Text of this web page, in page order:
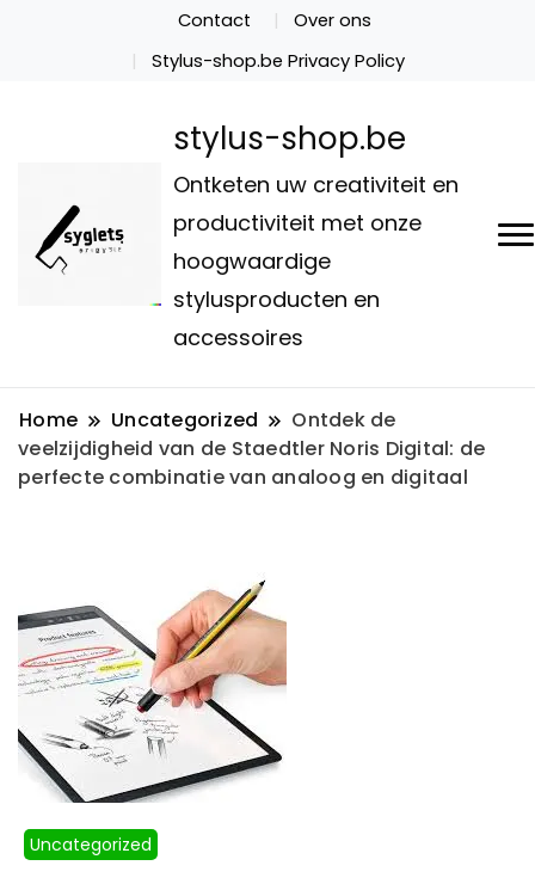
Contact
Over ons
Stylus-shop.be Privacy Policy
stylus-shop.be
Ontketen uw creativiteit en
productiviteit met onze
hoogwaardige
stylusproducten en
accessoires
Home Uncategorized
Ontdek de
veelzijdigheid van de Staedtler Noris Digital: de
perfecte combinatie van analoog en digitaal
Uncategorized